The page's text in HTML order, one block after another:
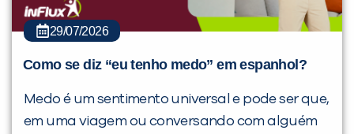
29/07/2026
Como se diz “eu tenho medo” em espanhol?
Medo é um sentimento universal e pode ser que,
em uma viagem ou conversando com alguém